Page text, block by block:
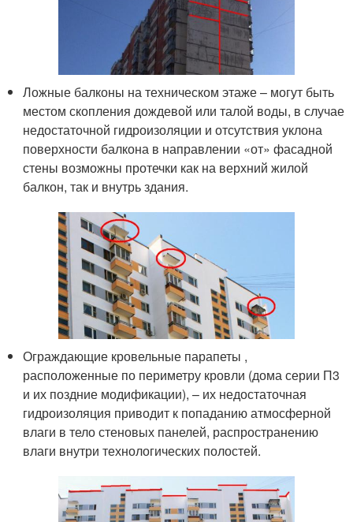
Ложные балконы на техническом этаже – могут быть
местом скопления дождевой или талой воды, в случае
недостаточной гидроизоляции и отсутствия уклона
поверхности балкона в направлении «от» фасадной
стены возможны протечки как на верхний жилой
балкон, так и внутрь здания.
Ограждающие кровельные парапеты ,
расположенные по периметру кровли (дома серии П3
и их поздние модификации), – их недостаточная
гидроизоляция приводит к попаданию атмосферной
влаги в тело стеновых панелей, распространению
влаги внутри технологических полостей.